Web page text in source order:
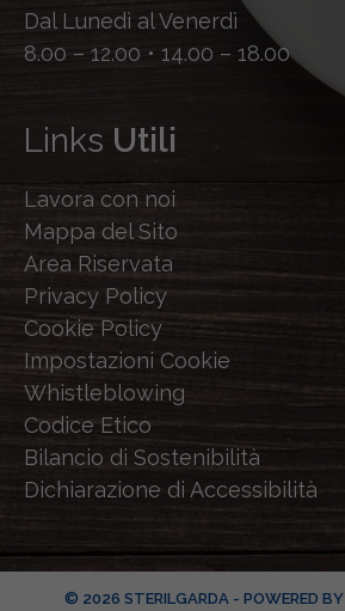
Dal Lunedì al Venerdì
8.00 – 12.00 • 14.00 – 18.00
Links Utili
Lavora con noi
Mappa del Sito
Area Riservata
Privacy Policy
Cookie Policy
Impostazioni Cookie
Whistleblowing
Codice Etico
Bilancio di Sostenibilità
Dichiarazione di Accessibilità
© 2026 STERILGARDA - POWERED BY